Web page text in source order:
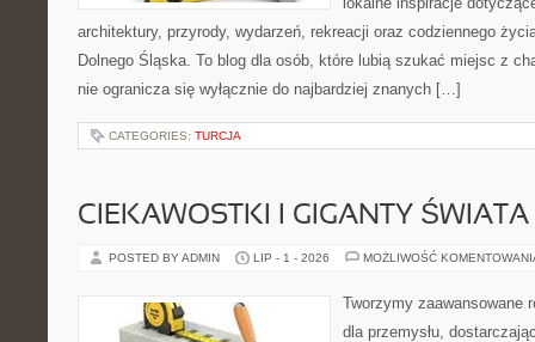
architektury, przyrody, wydarzeń, rekreacji oraz codziennego
Dolnego Śląska. To blog dla osób, które lubią szukać miejsc z
nie ogranicza się wyłącznie do najbardziej znanych […]
CATEGORIES: TURCJA
CIEKAWOSTKI I GIGANTY ŚWIATA
POSTED BY ADMIN LIP - 1 - 2026 MOŻLIWOŚĆ
Tworzymy zaawansowane
dla przemysłu,